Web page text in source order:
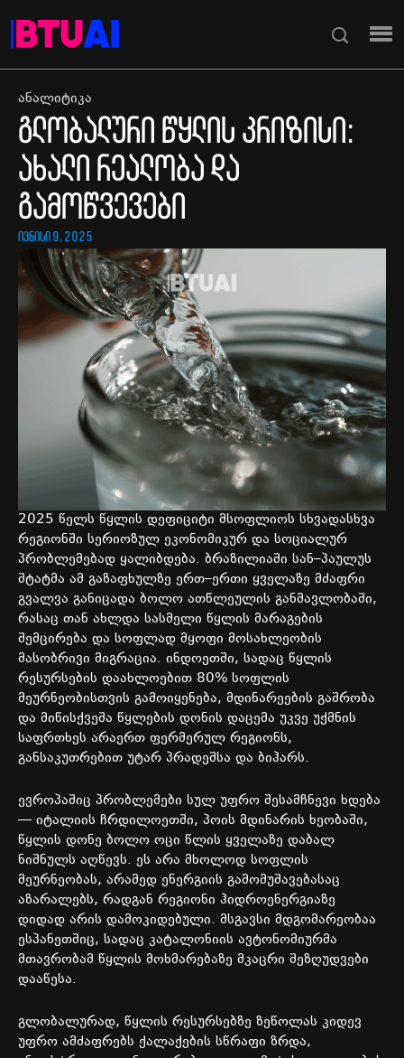
ანალიტიკა
გლობალური წყლის კრიზისი:
ახალი რეალობა და
გამოწვევები
ივნისი 9, 2025
2025 წელს წყლის დეფიციტი მსოფლიოს სხვადასხვა
რეგიონში სერიოზულ ეკონომიკურ და სოციალურ
პრობლემებად ყალიბდება. ბრაზილიაში სან–პაულუს
შტატმა ამ გაზაფხულზე ერთ–ერთი ყველაზე მძაფრი
გვალვა განიცადა ბოლო ათწლეულის განმავლობაში,
რასაც თან ახლდა სასმელი წყლის მარაგების
შემცირება და სოფლად მყოფი მოსახლეობის
მასობრივი მიგრაცია. ინდოეთში, სადაც წყლის
რესურსების დაახლოებით 80% სოფლის
მეურნეობისთვის გამოიყენება, მდინარეების გაშრობა
და მიწისქვეშა წყლების დონის დაცემა უკვე უქმნის
საფრთხეს არაერთ ფერმერულ რეგიონს,
განსაკუთრებით უტარ პრადეშსა და ბიჰარს.
ევროპაშიც პრობლემები სულ უფრო შესამჩნევი ხდება
—იტალიის ჩრდილოეთში, პოის მდინარის ხეობაში,
წყლის დონე ბოლო ოცი წლის ყველაზე დაბალ
ნიშნულს აღწევს. ეს არა მხოლოდ სოფლის
მეურნეობას, არამედ ენერგიის გამომუშავებასაც
აზარალებს, რადგან რეგიონი ჰიდროენერგიაზე
დიდად არის დამოკიდებული. მსგავსი მდგომარეობაა
ესპანეთშიც, სადაც კატალონიის ავტონომიურმა
მთავრობამ წყლის მოხმარებაზე მკაცრი შეზღუდვები
დააწესა.
გლობალურად, წყლის რესურსებზე ზეწოლას კიდევ
უფრო ამძაფრებს ქალაქების სწრაფი ზრდა,